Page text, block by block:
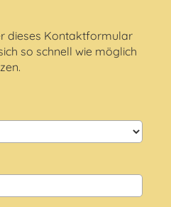
dieses Kontaktformular
so schnell wie möglich